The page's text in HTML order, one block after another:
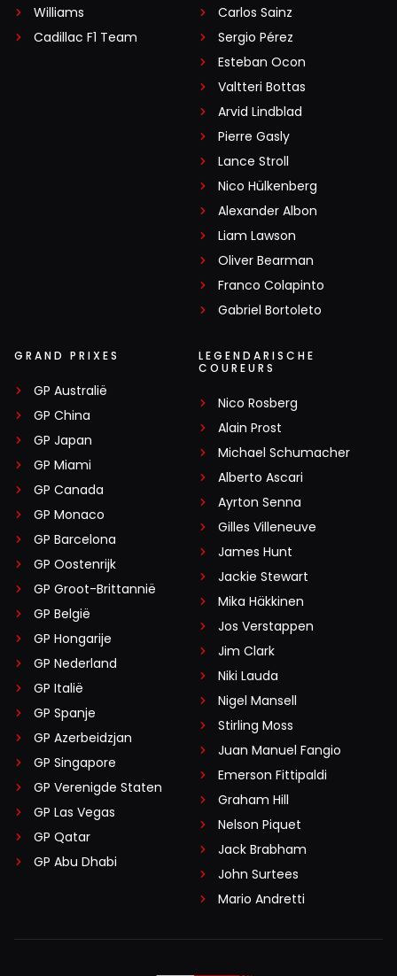
Williams
Cadillac F1 Team
Carlos Sainz
Sergio Pérez
Esteban Ocon
Valtteri Bottas
Arvid Lindblad
Pierre Gasly
Lance Stroll
Nico Hülkenberg
Alexander Albon
Liam Lawson
Oliver Bearman
Franco Colapinto
Gabriel Bortoleto
GRAND PRIXES
GP Australië
GP China
GP Japan
GP Miami
GP Canada
GP Monaco
GP Barcelona
GP Oostenrijk
GP Groot-Brittannië
GP België
GP Hongarije
GP Nederland
GP Italië
GP Spanje
GP Azerbeidzjan
GP Singapore
GP Verenigde Staten
GP Las Vegas
GP Qatar
GP Abu Dhabi
LEGENDARISCHE
COUREURS
Nico Rosberg
Alain Prost
Michael Schumacher
Alberto Ascari
Ayrton Senna
Gilles Villeneuve
James Hunt
Jackie Stewart
Mika Häkkinen
Jos Verstappen
Jim Clark
Niki Lauda
Nigel Mansell
Stirling Moss
Juan Manuel Fangio
Emerson Fittipaldi
Graham Hill
Nelson Piquet
Jack Brabham
John Surtees
Mario Andretti